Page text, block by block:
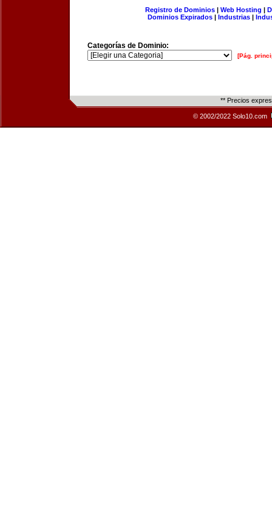
Registro de Dominios| Web Hosting |
Dominios Expirados | Industrias |
Categorías de Dominio:
[Pág.
** Precios
© 2002/2022 Solo10.com